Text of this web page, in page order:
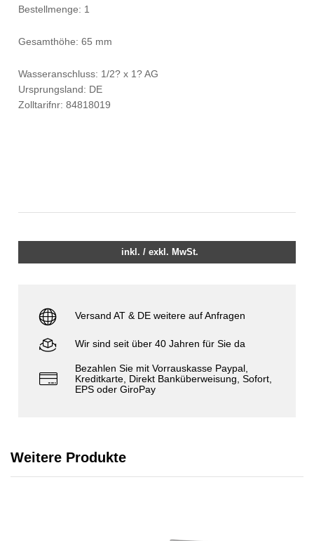
Bestellmenge: 1
Gesamthöhe: 65 mm
Wasseranschluss: 1/2? x 1? AG
Ursprungsland: DE
Zolltarifnr: 84818019
inkl. / exkl. MwSt.
Versand AT & DE weitere auf Anfragen
Wir sind seit über 40 Jahren für Sie da
Bezahlen Sie mit Vorrauskasse Paypal,
Kreditkarte, Direkt Banküberweisung, Sofort,
EPS oder GiroPay
Weitere Produkte